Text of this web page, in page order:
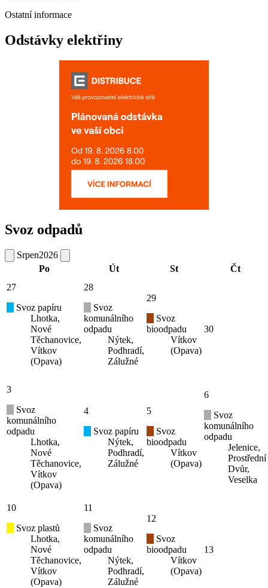
Ostatní informace
Odstávky elektřiny
Svoz odpadů
Srpen2026
Po
Út St
Čt
27
Svoz papíru
Lhotka,
Nové
Těchanovice,
Vítkov
(Opava)
28
Svoz
komunálního
odpadu
Nýtek,
Podhradí,
Zálužné
29
Svoz
bioodpadu
Vítkov
(Opava)
30
3
Svoz
komunálního
odpadu
Lhotka,
Nové
Těchanovice,
Vítkov
(Opava)
4
Svoz papíru
Nýtek,
Podhradí,
Zálužné
5
Svoz
bioodpadu
Vítkov
(Opava)
6
Svoz
komunálního
odpadu
Jelenice,
Prostřední
Dvůr,
Veselka
10
Svoz plastů
Lhotka,
Nové
Těchanovice,
Vítkov
(Opava)
11
Svoz
komunálního
odpadu
Nýtek,
Podhradí,
Zálužné
12
Svoz
bioodpadu
Vítkov
(Opava)
13